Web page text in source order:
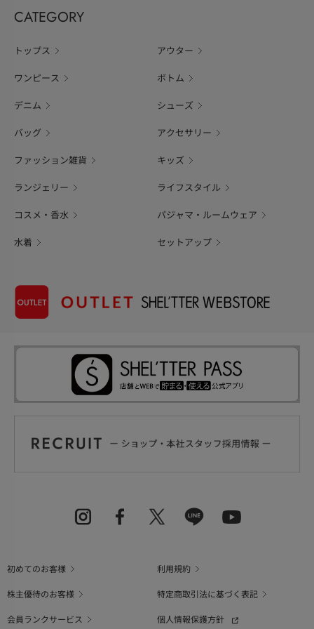
CATEGORY
トップス アウター
ワンピース ボトム
デニム シューズ
バッグ アクセサリー
ファッション雑貨 キッズ
ランジェリー ライフスタイル
コスメ・香水 パジャマ・ルームウェア
水着 セットアップ
初めてのお客様
利用規約
株主優待のお客様
特定商取引法に基づく表記
会員ランクサービス
個人情報保護方針